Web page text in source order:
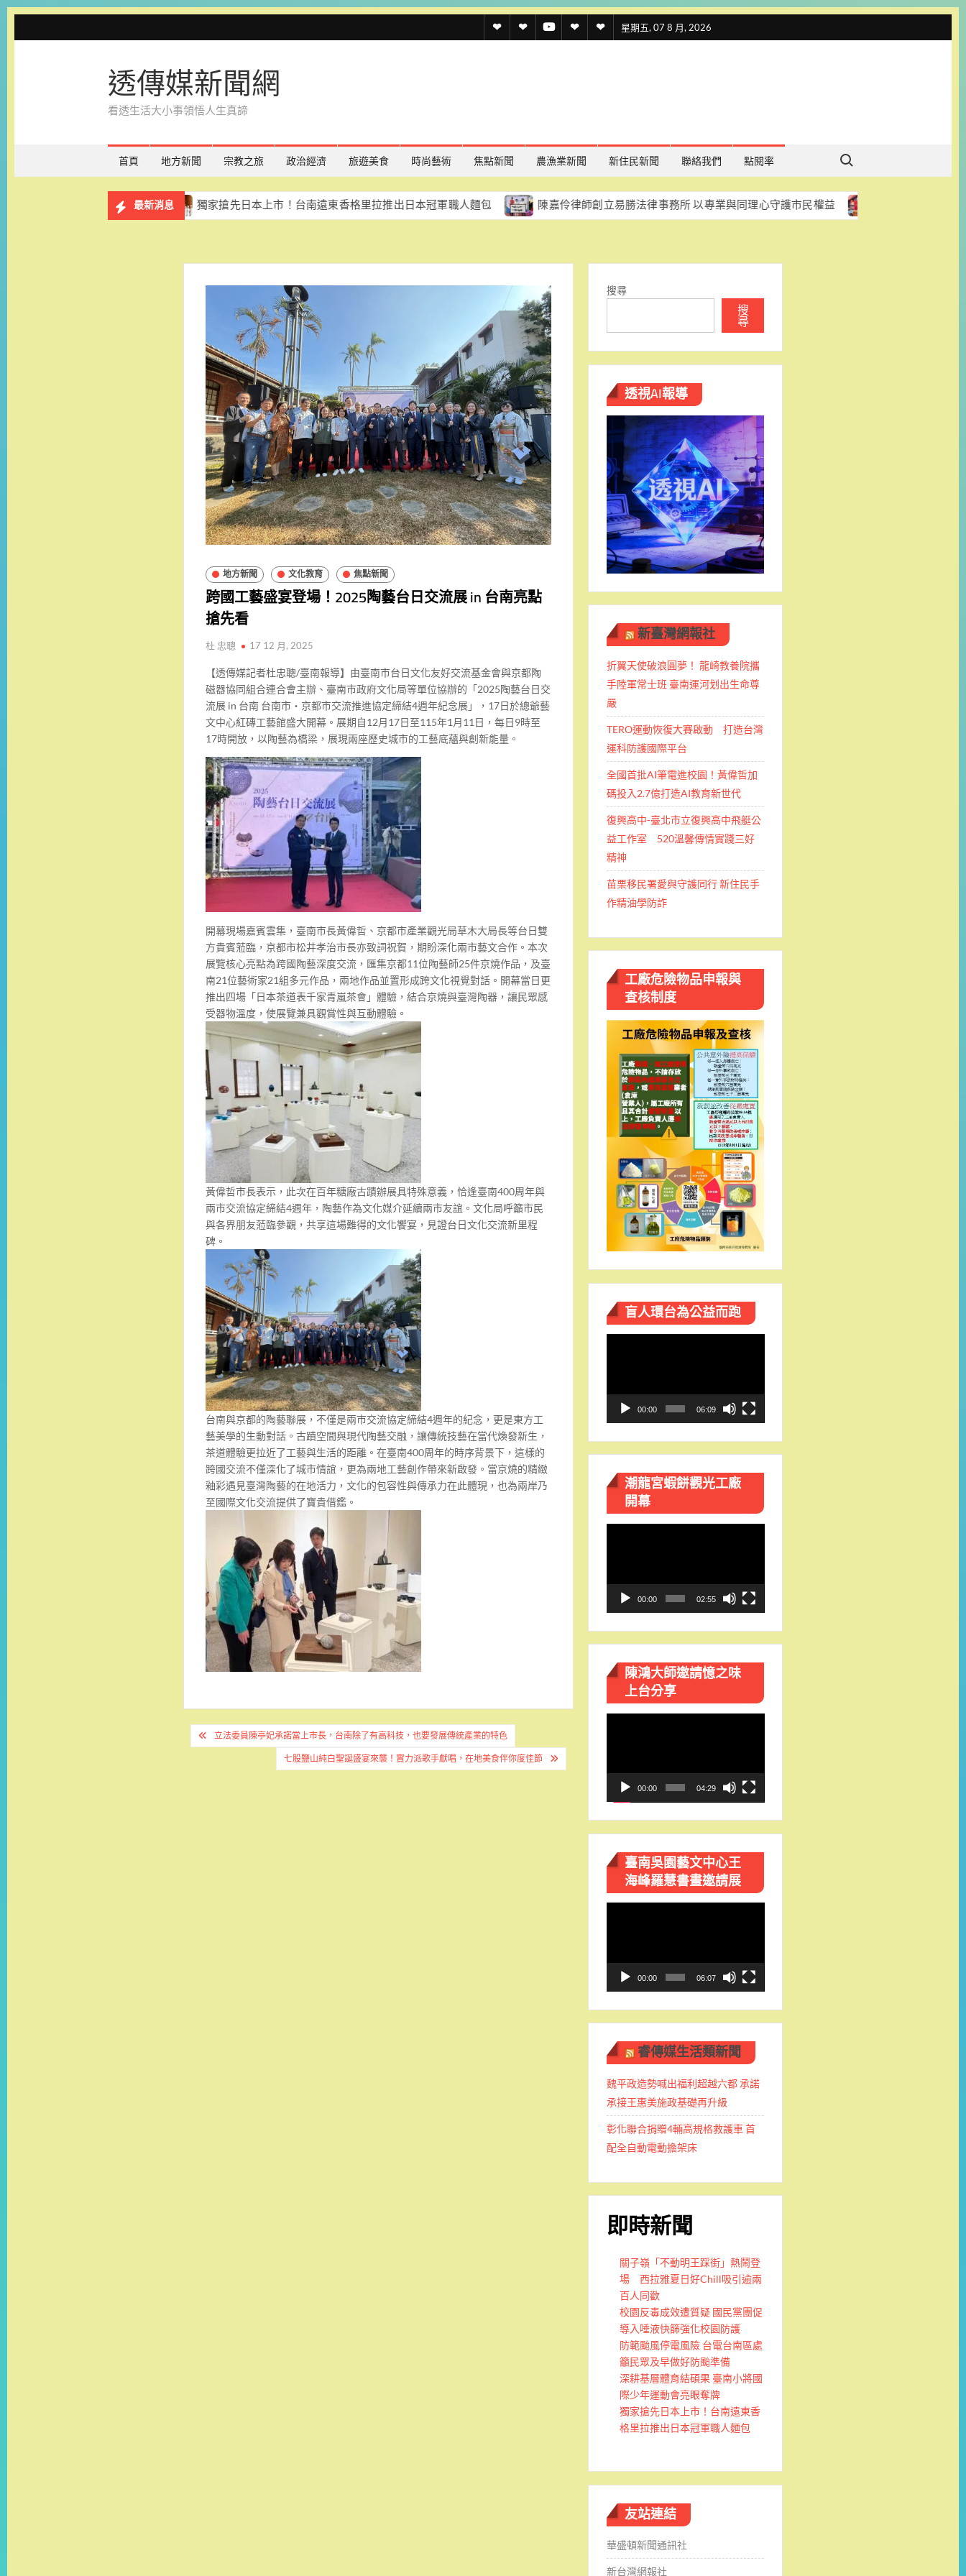
to
星期五, 07 8 月, 2026
透 透
名
透 聯 官
透傳媒新聞網
看透生活大小事領悟人生真諦
首頁 地方新聞 宗教之旅 政治經濟 旅遊美食 時尚藝術 焦點新聞 農漁業新聞 新住民新聞 聯絡我們 點閱率
Search for:
最新消息
獨家搶先日本上市！台南遠東香格里拉推出日本冠軍職人麵包 陳嘉伶律師創立易勝法律事務所 以專業與同理心守護市民權益 86 載台南菜傳承再進化 錦
地方新聞 文化教育 焦點新聞
跨國工藝盛宴登場！2025陶藝台日交流展 in 台南亮點
搶先看
杜 忠聰 17 12 月, 2025
【透傳媒記者杜忠聰/臺南報導】由臺南市台日文化友好交流基金會與京都陶
磁器協同組合連合會主辦、臺南市政府文化局等單位協辦的「2025陶藝台日交
流展 in 台南 台南市・京都市交流推進協定締結4週年紀念展」，17日於總爺藝
文中心紅磚工藝館盛大開幕。展期自12月17日至115年1月11日，每日9時至
17時開放，以陶藝為橋梁，展現兩座歷史城市的工藝底蘊與創新能量。
開幕現場嘉賓雲集，臺南市長黃偉哲、京都市產業觀光局草木大局長等台日雙
方貴賓蒞臨，京都市松井孝治市長亦致詞祝賀，期盼深化兩市藝文合作。本次
展覽核心亮點為跨國陶藝深度交流，匯集京都11位陶藝師25件京燒作品，及臺
南21位藝術家21組多元作品，兩地作品並置形成跨文化視覺對話。開幕當日更
推出四場「日本茶道表千家青嵐茶會」體驗，結合京燒與臺灣陶器，讓民眾感
受器物溫度，使展覽兼具觀賞性與互動體驗。
黃偉哲市長表示，此次在百年糖廠古蹟辦展具特殊意義，恰逢臺南400周年與
兩市交流協定締結4週年，陶藝作為文化媒介延續兩市友誼。文化局呼籲市民
與各界朋友蒞臨參觀，共享這場難得的文化饗宴，見證台日文化交流新里程
碑。
台南與京都的陶藝聯展，不僅是兩市交流協定締結4週年的紀念，更是東方工
藝美學的生動對話。古蹟空間與現代陶藝交融，讓傳統技藝在當代煥發新生，
茶道體驗更拉近了工藝與生活的距離。在臺南400周年的時序背景下，這樣的
跨國交流不僅深化了城市情誼，更為兩地工藝創作帶來新啟發。當京燒的精緻
釉彩遇見臺灣陶藝的在地活力，文化的包容性與傳承力在此體現，也為兩岸乃
至國際文化交流提供了寶貴借鑑。
文
章
立法委員陳亭妃承諾當上市長，台南除了有高科技，也要發展傳統產業的特色
七股鹽山純白聖誕盛宴來襲！實力派歌手獻唱，在地美食伴你度佳節
搜尋
搜
尋
透視AI報導
新臺灣網報社
折翼天使破浪圓夢！ 龍崎教養院攜
手陸軍常士班 ​臺南運河划出生命尊
嚴
TERO運動恢復大賽啟動 打造台灣
運科防護國際平台
全國首批AI筆電進校園！黃偉哲加
碼投入2.7億打造AI教育新世代
復興高中-臺北市立復興高中飛艇公
益工作室 520溫馨傳情實踐三好
精神
苗栗移民署愛與守護同行 新住民手
作精油學防詐
工廠危險物品申報與
查核制度
盲人環台​為公益而跑
放
00:00 06:09
潮龍宮蝦餅觀光工廠
開幕
00:00 02:55
陳鴻大師邀請憶之味
上台分享
放
00:00 04:29
臺南吳園藝文中心王
海峰羅慧書畫邀請展
00:00 06:07
睿傳媒生活類新聞
魏平政造勢喊出福利超越六都 承諾
承接王惠美施政基礎再升級
彰化聯合捐贈4輛高規格救護車 首
配全自動電動擔架床
即時新聞
關子嶺「不動明王踩街」熱鬧登
場 西拉雅夏日好Chill吸引逾兩
百人同歡
校園反毒成效遭質疑 國民黨團促
導入唾液快篩強化校園防護
防範颱風停電風險 台電台南區處
籲民眾及早做好防颱準備
深耕基層體育結碩果 臺南小將國
際少年運動會亮眼奪牌
獨家搶先日本上市！台南遠東香
格里拉推出日本冠軍職人麵包
友站連結
華盛頓新聞通訊社
新台灣網報社